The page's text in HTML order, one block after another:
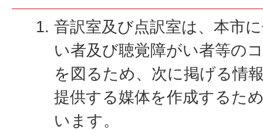
音訳室及び点訳室は、本市
い者及び聴覚障がい者等の
を図るため、次に掲げる情
提供する媒体を作成するた
います。